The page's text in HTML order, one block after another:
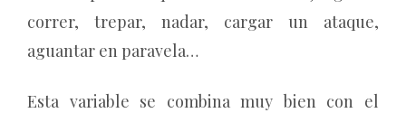
correr, trepar, nadar, cargar un ataque,
aguantar en paravela…
Esta variable se combina muy bien con el